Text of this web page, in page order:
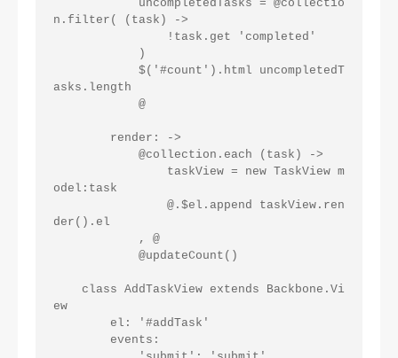
n.filter( (task) ->
asks.length
odel:task
der().el
ew